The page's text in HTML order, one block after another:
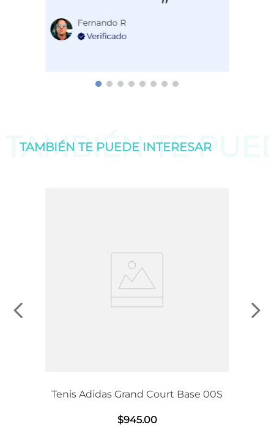
Fernando R
TAMBIÉN TE
TAMBIÉN TE PUEDE INTERESAR
Tenis Adidas Grand Court Base 00S
$945.00